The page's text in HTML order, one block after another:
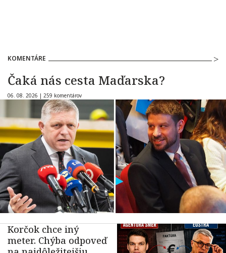
KOMENTÁRE
Čaká nás cesta Maďarska?
06. 08. 2026 | 259 komentárov
Korčok chce iný
meter. Chýba odpoveď